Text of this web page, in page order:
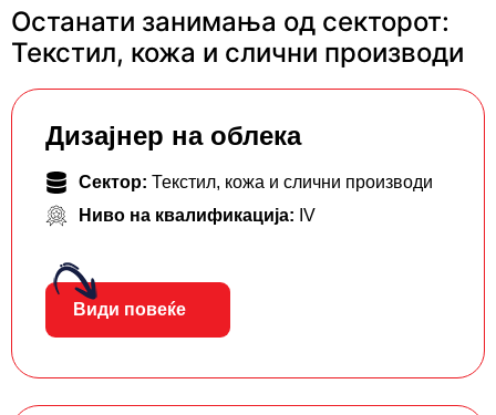
Останати занимања од секторот:
Текстил, кожа и слични производи
Дизајнер на облека
Сектор: Текстил, кожа и слични производи
Ниво на квалификација: IV
Види повеќе